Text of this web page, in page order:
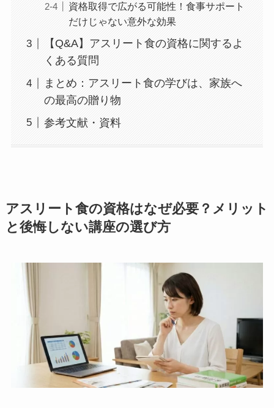
資格取得で広がる可能性！食事サポート
だけじゃない意外な効果
【Q&A】アスリート食の資格に関するよ
くある質問
まとめ：アスリート食の学びは、家族へ
の最高の贈り物
参考文献・資料
アスリート食の資格はなぜ必要？メリット
と後悔しない講座の選び方